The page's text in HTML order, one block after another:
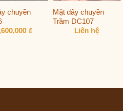
chuyền
₫
Mặt dây chuyền
Trầm DC107
Liên hệ